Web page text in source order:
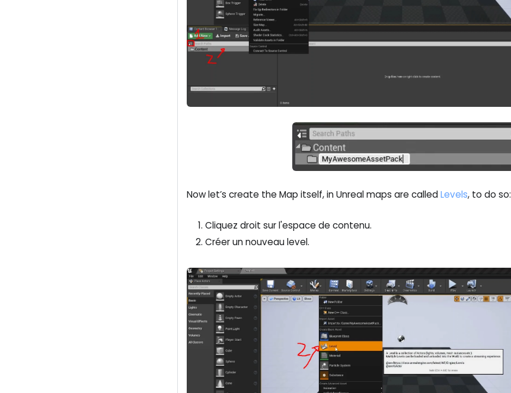
Now let’s create the Map itself, in Unreal maps are calledLevels, to do so:
Cliquez droit sur l'espace de contenu.
Créer un nouveau level.